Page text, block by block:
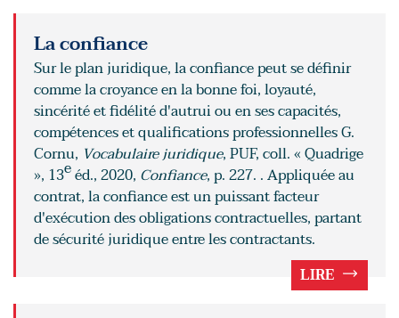
La confiance
Sur le plan juridique, la confiance peut se définir
comme la croyance en la bonne foi, loyauté,
sincérité et fidélité d'autrui ou en ses capacités,
compétences et qualifications professionnelles G.
Cornu, Vocabulaire juridique, PUF, coll. « Quadrige
», 13eéd., 2020, Confiance, p. 227. . Appliquée au
contrat, la confiance est un puissant facteur
d'exécution des obligations contractuelles, partant
de sécurité juridique entre les contractants.
LIRE